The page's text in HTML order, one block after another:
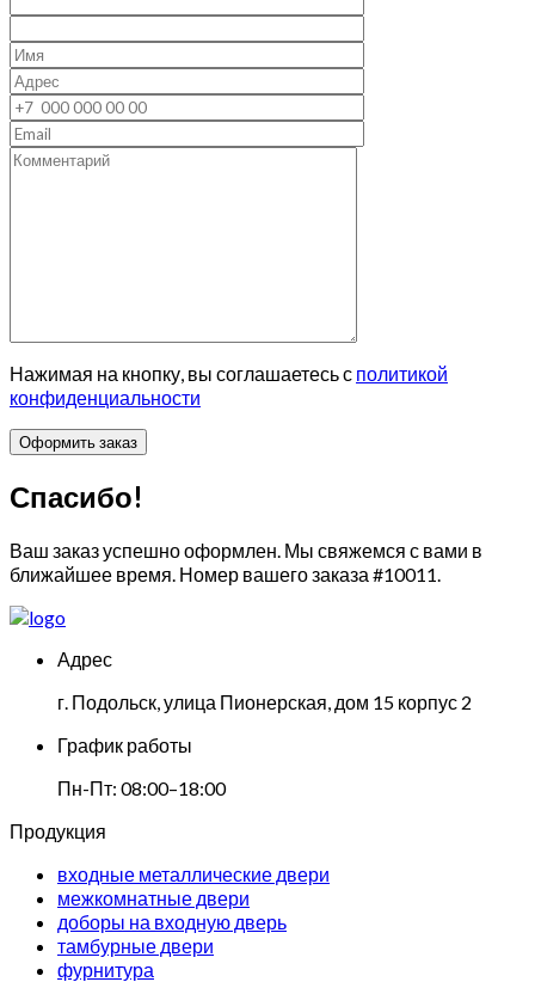
Нажимая на кнопку, вы соглашаетесь с политикой
конфиденциальности
Спасибо!
Ваш заказ успешно оформлен. Мы свяжемся с вами в
ближайшее время. Номер вашего заказа #10011.
Адрес
г. Подольск, улица Пионерская, дом 15 корпус 2
График работы
Пн-Пт: 08:00–18:00
Продукция
входные металлические двери
межкомнатные двери
доборы на входную дверь
тамбурные двери
фурнитура